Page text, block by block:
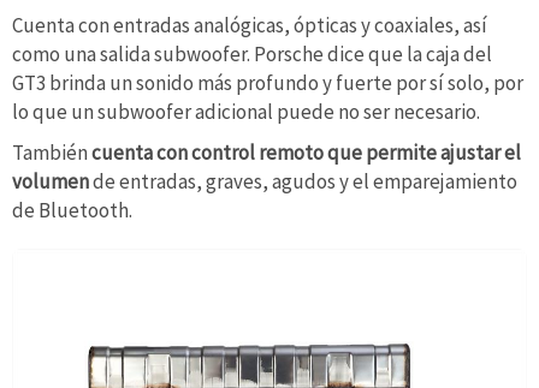
Cuenta con entradas analógicas, ópticas y coaxiales, así
como una salida subwoofer. Porsche dice que la caja del
GT3 brinda un sonido más profundo y fuerte por sí solo, por
lo que un subwoofer adicional puede no ser necesario.
Tambiéncuenta con control remoto que permite ajustar el
volumende entradas, graves, agudos y el emparejamiento
de Bluetooth.